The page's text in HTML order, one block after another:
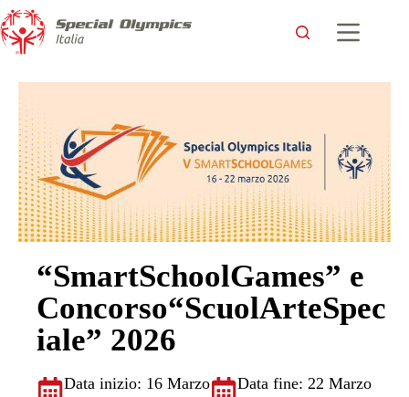
“SmartSchoolGames” e
Concorso“ScuolArteSpec
iale” 2026
Data inizio: 16 Marzo
Data fine: 22 Marzo